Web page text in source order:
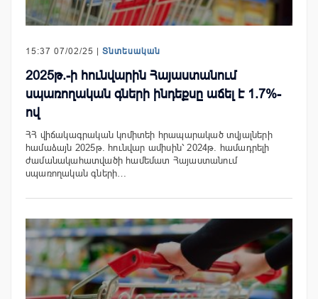
15:37 07/02/25 | Տնտեսական
2025թ.-ի հունվարին Հայաստանում
սպառողական գների ինդեքսը աճել է 1.7%-
ով
ՀՀ վիճակագրական կոմիտեի հրապարակած տվյալների
համաձայն 2025թ. հունվար ամիսին՝ 2024թ. համադրելի
ժամանակահատվածի համեմատ Հայաստանում
սպառողական գների…